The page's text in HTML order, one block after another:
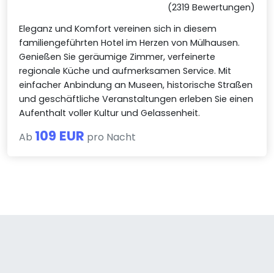
(2319 Bewertungen)
Eleganz und Komfort vereinen sich in diesem
familiengeführten Hotel im Herzen von Mülhausen.
Genießen Sie geräumige Zimmer, verfeinerte
regionale Küche und aufmerksamen Service. Mit
einfacher Anbindung an Museen, historische Straßen
und geschäftliche Veranstaltungen erleben Sie einen
Aufenthalt voller Kultur und Gelassenheit.
Ab 109 EUR pro Nacht